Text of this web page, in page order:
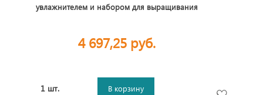
увлажнителем и набором для выращивания
4 697,25 руб.
1 шт. В корзину